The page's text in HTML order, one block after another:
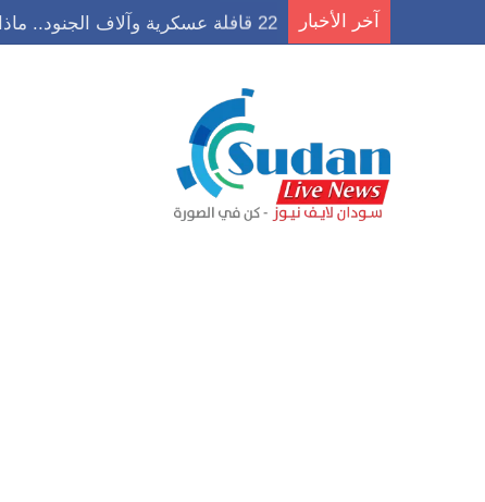
آخر الأخبار 22 قافلة عسكرية وآلاف الجنود.. ماذا يحدث في كردفان مع تصاعد أزمة النازحين؟